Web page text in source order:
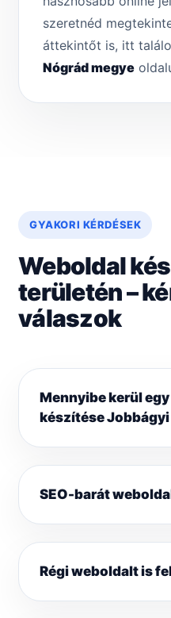
szeretnéd
áttekintőt is, itt
Nógrád megye
GYAKORI KÉRDÉSEK
Weboldal
területén –
válaszok
Mennyibe kerül
készítése
SEO-barát
Régi weboldalt is